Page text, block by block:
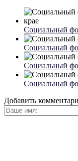
Социальный
Социальный
Социальный
Социальный
Добавить